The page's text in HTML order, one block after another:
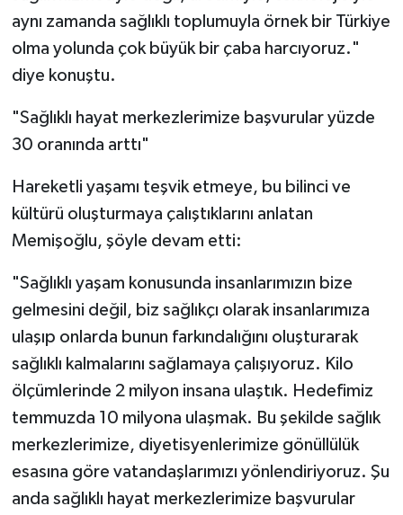
aynı zamanda sağlıklı toplumuyla örnek bir Türkiye
olma yolunda çok büyük bir çaba harcıyoruz."
diye konuştu.
"Sağlıklı hayat merkezlerimize başvurular yüzde
30 oranında arttı"
Hareketli yaşamı teşvik etmeye, bu bilinci ve
kültürü oluşturmaya çalıştıklarını anlatan
Memişoğlu, şöyle devam etti:
"Sağlıklı yaşam konusunda insanlarımızın bize
gelmesini değil, biz sağlıkçı olarak insanlarımıza
ulaşıp onlarda bunun farkındalığını oluşturarak
sağlıklı kalmalarını sağlamaya çalışıyoruz. Kilo
ölçümlerinde 2 milyon insana ulaştık. Hedefimiz
temmuzda 10 milyona ulaşmak. Bu şekilde sağlık
merkezlerimize, diyetisyenlerimize gönüllülük
esasına göre vatandaşlarımızı yönlendiriyoruz. Şu
anda sağlıklı hayat merkezlerimize başvurular